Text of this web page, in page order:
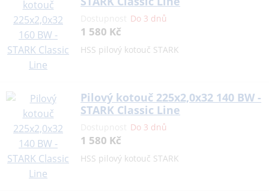
Do 3 dnů
1 580 Kč
HSS pilový kotouč STARK
Pilový kotouč 225x2,0x32 140 BW -
STARK Classic Line
Do 3 dnů
1 580 Kč
HSS pilový kotouč STARK